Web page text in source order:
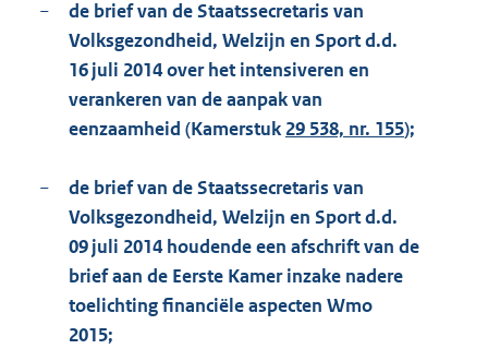
−
de brief van de Staatssecretaris van
Volksgezondheid, Welzijn en Sport d.d.
16 juli 2014 over het intensiveren en
verankeren van de aanpak van
eenzaamheid (Kamerstuk 29 538, nr. 155);
−
de brief van de Staatssecretaris van
Volksgezondheid, Welzijn en Sport d.d.
09 juli 2014 houdende een afschrift van de
brief aan de Eerste Kamer inzake nadere
toelichting financiële aspecten Wmo
2015;